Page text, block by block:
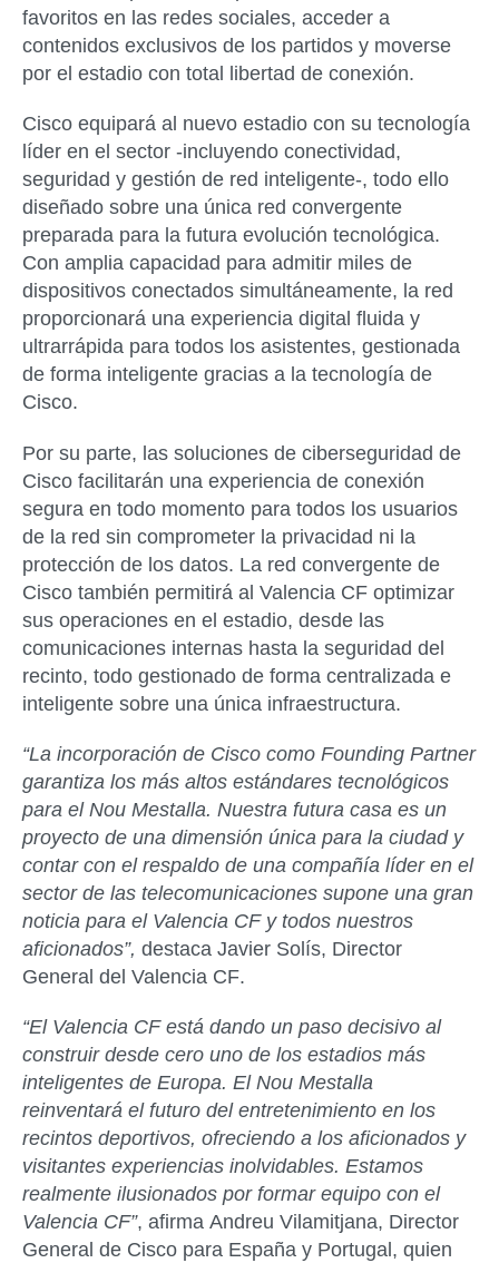
favoritos en las redes sociales, acceder a
contenidos exclusivos de los partidos y moverse
por el estadio con total libertad de conexión.
Cisco equipará al nuevo estadio con su tecnología
líder en el sector -incluyendo conectividad,
seguridad y gestión de red inteligente-, todo ello
diseñado sobre una única red convergente
preparada para la futura evolución tecnológica.
Con amplia capacidad para admitir miles de
dispositivos conectados simultáneamente, la red
proporcionará una experiencia digital fluida y
ultrarrápida para todos los asistentes, gestionada
de forma inteligente gracias a la tecnología de
Cisco.
Por su parte, las soluciones de ciberseguridad de
Cisco facilitarán una experiencia de conexión
segura en todo momento para todos los usuarios
de la red sin comprometer la privacidad ni la
protección de los datos. La red convergente de
Cisco también permitirá al Valencia CF optimizar
sus operaciones en el estadio, desde las
comunicaciones internas hasta la seguridad del
recinto, todo gestionado de forma centralizada e
inteligente sobre una única infraestructura.
“La incorporación de Cisco como Founding Partner
garantiza los más altos estándares tecnológicos
para el Nou Mestalla. Nuestra futura casa es un
proyecto de una dimensión única para la ciudad y
contar con el respaldo de una compañía líder en el
sector de las telecomunicaciones supone una gran
noticia para el Valencia CF y todos nuestros
aficionados”, destaca Javier Solís, Director
General del Valencia CF.
“El Valencia CF está dando un paso decisivo al
construir desde cero uno de los estadios más
inteligentes de Europa. El Nou Mestalla
reinventará el futuro del entretenimiento en los
recintos deportivos, ofreciendo a los aficionados y
visitantes experiencias inolvidables. Estamos
realmente ilusionados por formar equipo con el
Valencia CF”, afirma Andreu Vilamitjana, Director
General de Cisco para España y Portugal , quien